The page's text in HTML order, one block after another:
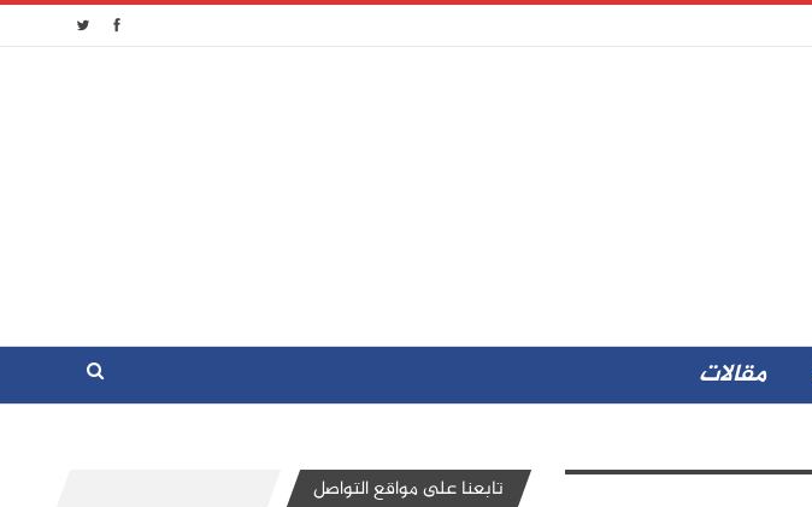
مقالات
تابعنا على مواقع التواصل